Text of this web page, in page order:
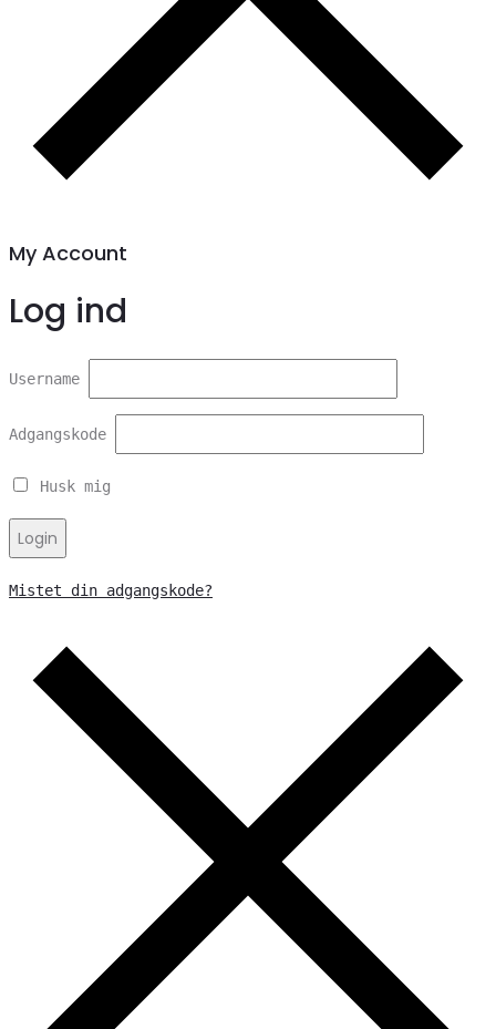
My Account
Log ind
Username
Adgangskode
Husk mig
Login
Mistet din adgangskode?